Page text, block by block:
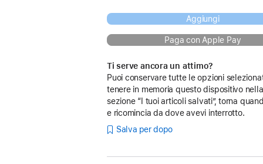
Aggiungi
Paga con Apple Pay
Ti serve ancora un attimo?
Puoi conservare tutte le opzioni
tenere in memoria questo dispositivo nella
sezione “I tuoi articoli salvati”, torna
e ricomincia da dove avevi interrotto.
Salva per dopo